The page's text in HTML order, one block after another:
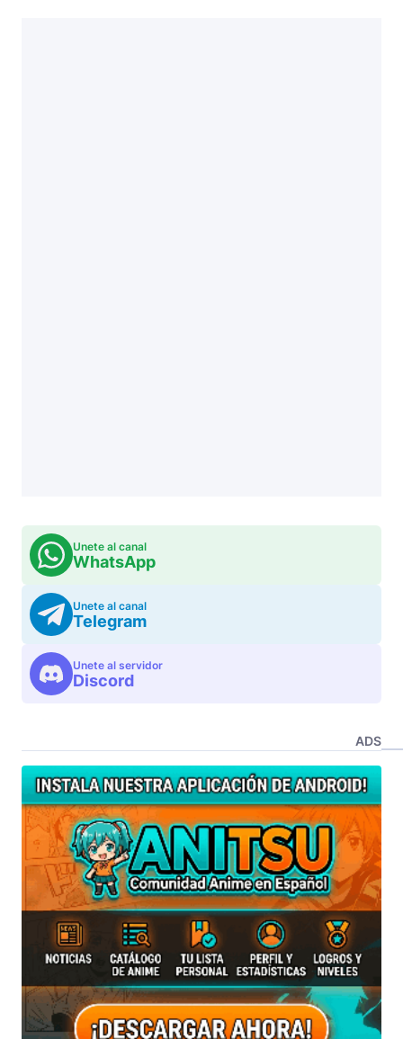
Unete al canal
WhatsApp
Unete al canal
Telegram
Unete al servidor
Discord
ADS